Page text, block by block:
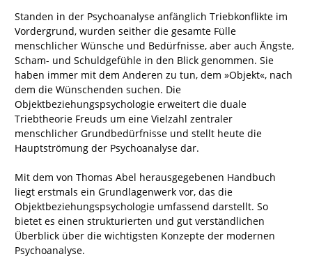
Standen in der Psychoanalyse anfänglich Triebkonflikte im
Vordergrund, wurden seither die gesamte Fülle
menschlicher Wünsche und Bedürfnisse, aber auch Ängste,
Scham- und Schuldgefühle in den Blick genommen. Sie
haben immer mit dem Anderen zu tun, dem »Objekt«, nach
dem die Wünschenden suchen. Die
Objektbeziehungspsychologie erweitert die duale
Triebtheorie Freuds um eine Vielzahl zentraler
menschlicher Grundbedürfnisse und stellt heute die
Hauptströmung der Psychoanalyse dar.
Mit dem von Thomas Abel herausgegebenen Handbuch
liegt erstmals ein Grundlagenwerk vor, das die
Objektbeziehungspsychologie umfassend darstellt. So
bietet es einen strukturierten und gut verständlichen
Überblick über die wichtigsten Konzepte der modernen
Psychoanalyse.